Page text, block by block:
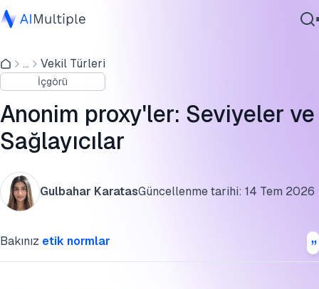
Ajanik Yapay Zeka
Siber güvenlik
Kurumsal Yazılım
Hizmetler
... Vekil Türleri
İçgörü
Anonim proxy'ler: Seviyeler ve
Sağlayıcılar
Gulbahar KaratasGüncellenme tarihi: 14 Tem 2026
Bakınız etik normlar
Bir sağlayıcının anonim mi yoksa elit proxy mi sunduğu
nasıl anlaşılır
Üç anonimlik seviyesi
SSS'ler
Bu araştırmayı kaynak gösterin